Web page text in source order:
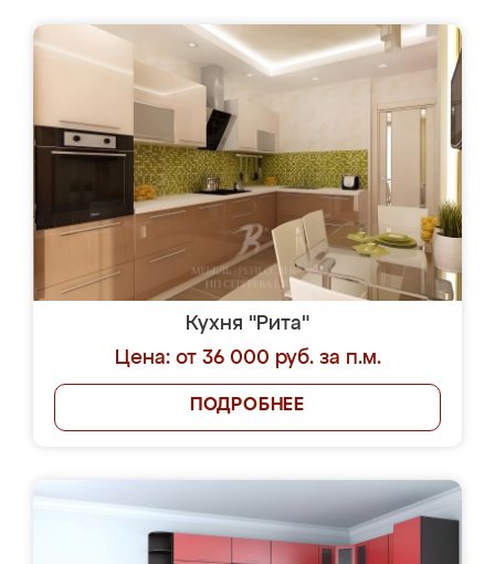
Кухня "Рита"
Цена: от 36 000 руб. за п.м.
ПОДРОБНЕЕ